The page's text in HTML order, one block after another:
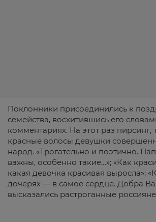
Поклонники присоединились к
семейства, восхитившись его
комментариях. На этот раз пирсинг,
красные волосы девушки
народ. «Трогательно и поэтично.
важны, особенно такие…»; «Как
какая девочка красивая выросла»;
дочерях — в самое сердце. Добра
высказались растроганные